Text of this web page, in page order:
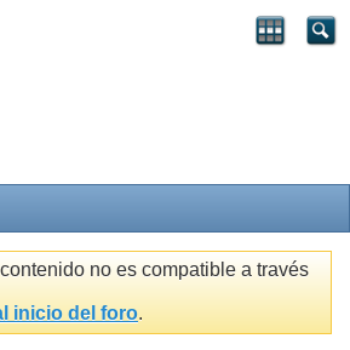
no es compatible a través
inicio del foro.